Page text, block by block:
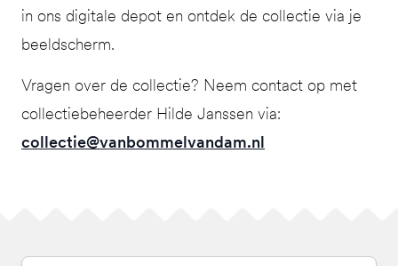
in ons digitale depot en ontdek de collectie via je
beeldscherm.
Vragen over de collectie? Neem contact op met
collectiebeheerder Hilde Janssen via:
collectie@vanbommelvandam.nl